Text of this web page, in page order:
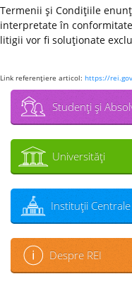
Termenii şi Condiţiile
interpretate în
litigii vor fi soluţionate
Link referenţiere articol: https://
Studenţi şi
Universităţi
Instituţii Centrale
Despre REI